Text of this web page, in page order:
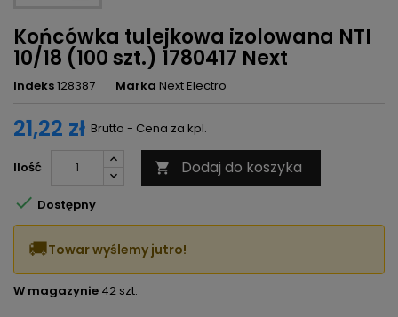
Końcówka tulejkowa izolowana NTI
10/18 (100 szt.) 1780417 Next
Indeks128387 Marka Next Electro
21,22 zł Brutto - Cena za kpl.
Ilość  Dodaj do koszyka
 Dostępny
🚚Towar wyślemy jutro!
W magazynie 42 szt.